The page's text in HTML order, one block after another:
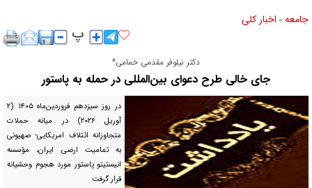
جامعه » اخبار كلی
دکتر نیلوفر مقدمی خمامی*
جای خالی طرح دعوای بین‌المللی در حمله به پاستور
در روز سیزدهم فروردین‌ماه ۱۴۰۵ (۲
آوریل ۲۰۲۶) در میانه حملات
متجاوزانه ائتلاف امریکایی- صهیونی
به تمامیت ارضی ایران، مؤسسه
انیستیتو پاستور مورد هجوم وحشیانه
قرار گرفت